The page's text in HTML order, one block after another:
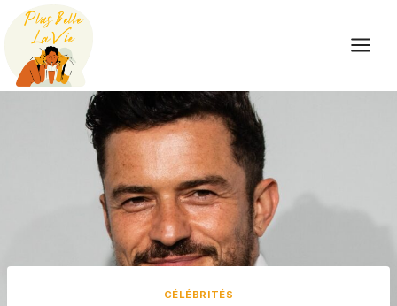
Skip
content
CÉLÉBRITÉS